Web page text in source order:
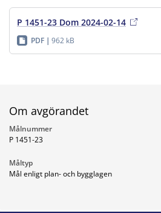
P 1451-23 Dom 2024-02-14
PDF 962 kB
Om avgörandet
Målnummer
P 1451-23
Måltyp
Mål enligt plan- och bygglagen